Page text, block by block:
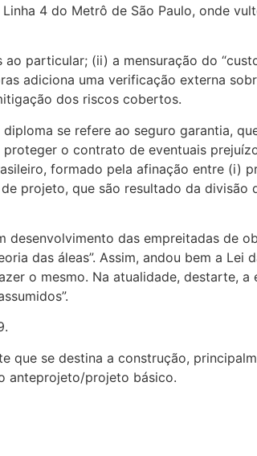
4 do Metrô de São Paulo, onde
particular; (ii) a mensuração do
adiciona uma verificação externa
dos riscos cobertos.
se refere ao seguro garantia,
o contrato de eventuais
formado pela afinação entre (i)
projeto, que são resultado da divisão
das empreitadas de
das áleas”. Assim, andou bem a Lei
o mesmo. Na atualidade, destarte, a
se destina a construção,
anteprojeto/projeto básico.